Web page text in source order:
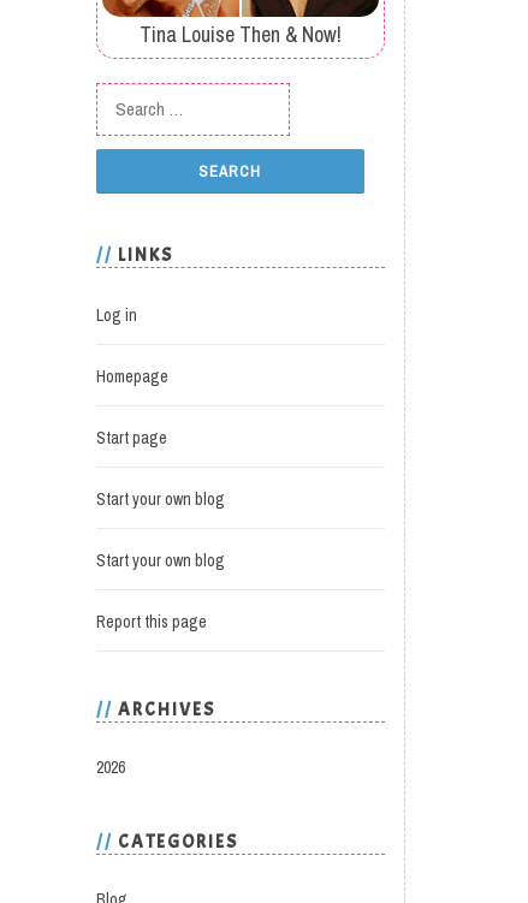
Tina Louise Then & Now!
Search for:
LINKS
Log in
Homepage
Start page
Start your own blog
Start your own blog
Report this page
ARCHIVES
2026
CATEGORIES